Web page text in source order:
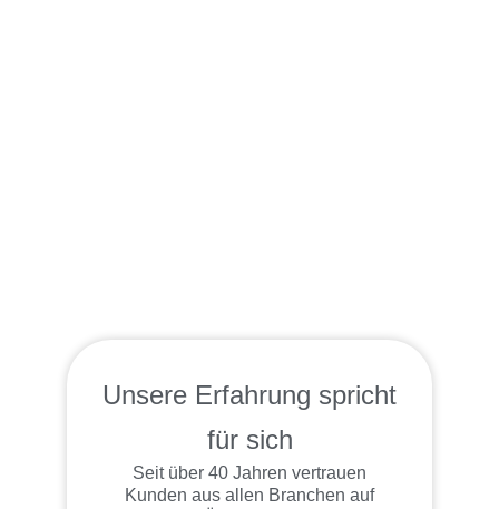
Unsere Erfahrung spricht
für sich
Seit über 40 Jahren vertrauen
Kunden aus allen Branchen auf